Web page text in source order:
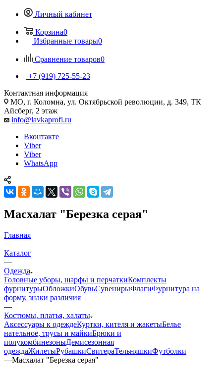
Личный кабинет
Корзина0
Избранные товары0
Сравнение товаров0
+7 (919) 725-55-23
Контактная информация
МО, г. Коломна, ул. Октябрьской революции, д. 349, ТК
Айсберг, 2 этаж
info@lavkaprofi.ru
Вконтакте
Viber
Viber
WhatsApp
Масхалат "Березка серая"
Главная
—
Каталог
—
Одежда
Головные уборы, шарфы и перчаткиКомплекты
фурнитурыОбложкиОбувьСувенирыФлагиФурнитура на
форму, знаки различия
—
Костюмы, платья, халаты
Аксессуары к одеждеКуртки, кителя и жакетыБелье
нательное, трусы и майкиБрюки и
полукомбинезоныДемисезонная
одеждаЖилетыРубашкиСвитераТельняшкиФутболки
—Масхалат "Березка серая"